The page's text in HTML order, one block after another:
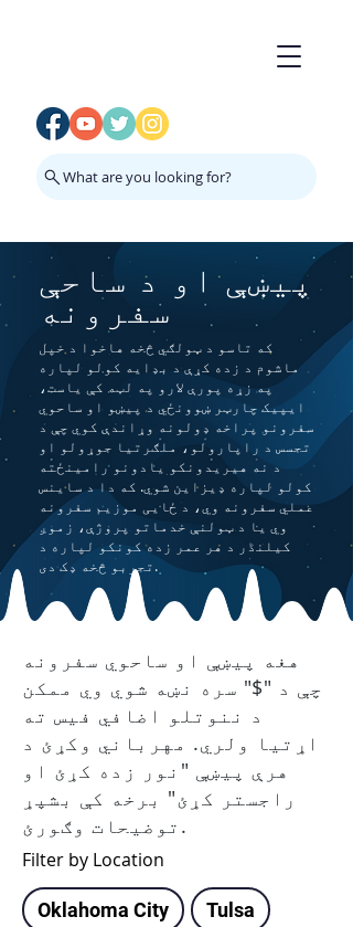
What are you looking for?
پیښې او د ساحې
سفرونه
که تاسو د ټولګي څخه هاخوا د خپل
ماشوم د زده کړې د بډایه کولو لپاره
په زړه پورې لارو په لټه کې یاست،
ایپیک چارټر ښوونځي د پیښو او ساحوي
سفرونو پراخه ډولونه وړاندې کوي چې د
تجسس د راپارولو، ملګرتیا جوړولو او
د نه هیریدونکو یادونو رامینځته
کولو لپاره ډیزاین شوي. که دا د ساینس
عملي سفرونه وي، د ځایی موزیم سفرونه
وي یا د ټولنې خدماتو پروژې، زموږ
کیلنڈر د هر عمر زده کونکو لپاره د
تجربو څخه ډک دی.
هغه پیښې او ساحوي سفرونه
چې د "$" سره نښه شوي وي ممکن
د ننوتلو اضافي فیس ته
اړتیا ولري. مهرباني وکړئ د
هرې پیښې "نور زده کړئ او
راجستر کړئ" برخه کې بشپړ
توضیحات وګورئ.
Filter by Location
Oklahoma City Tulsa